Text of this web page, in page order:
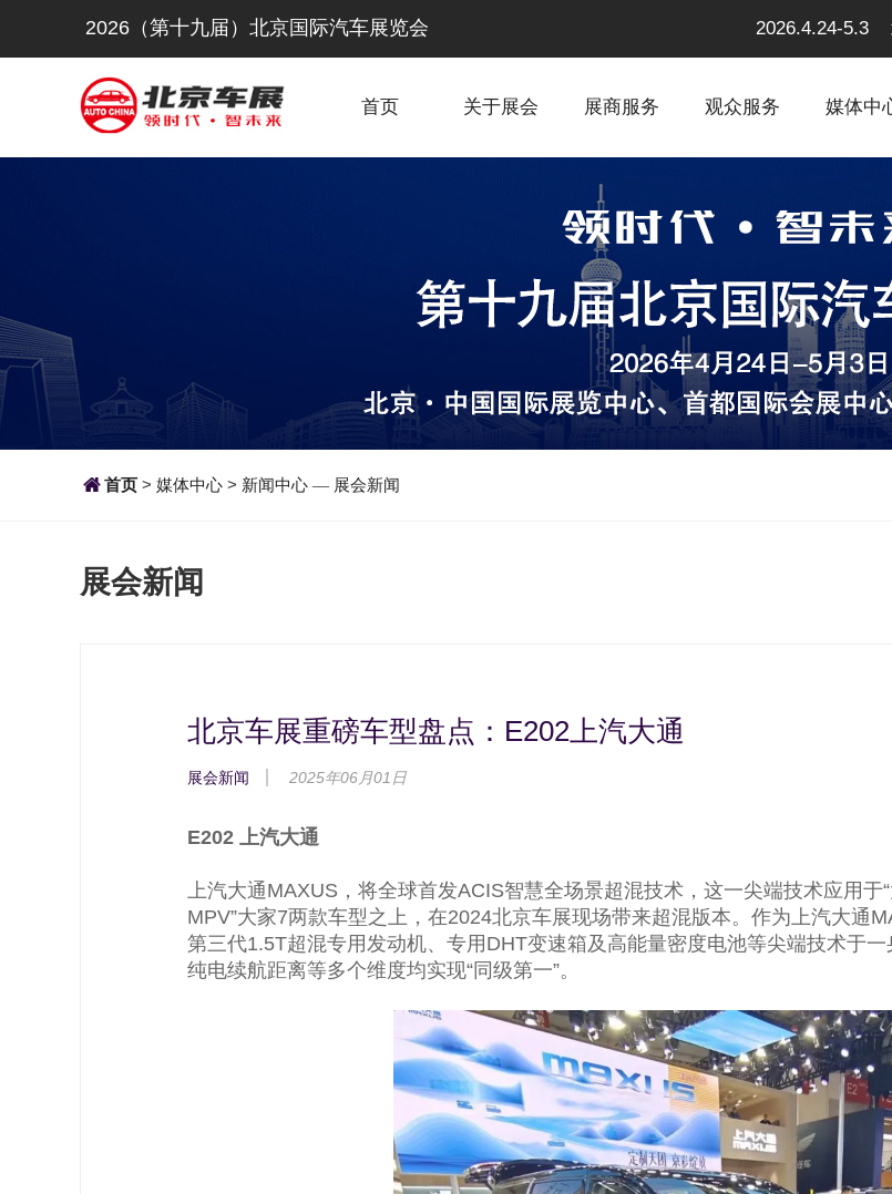
2026（第十九届）北京国际汽车展览会 2026.4.24-5.3
首页 关于展会 展商服务 观众服务 媒体中
首页 > 媒体中心 > 新闻中心 — 展会新闻
展会新闻
北京车展重磅车型盘点：E202上汽大通
展会新闻 2025年06月01日
E202 上汽大通
上汽大通MAXUS，将全球首发ACIS智慧全场景超混技术，这一尖端技术应用于
MPV”大家7两款车型之上，在2024北京车展现场带来超混版本。作为上汽大通
第三代1.5T超混专用发动机、专用DHT变速箱及高能量密度电池等尖端技术于
纯电续航距离等多个维度均实现“同级第一”。